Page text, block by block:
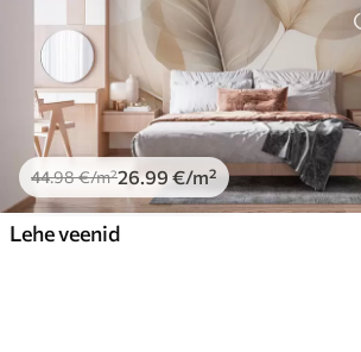
44.98€/m²26.99 €/m²
Lehe veenid